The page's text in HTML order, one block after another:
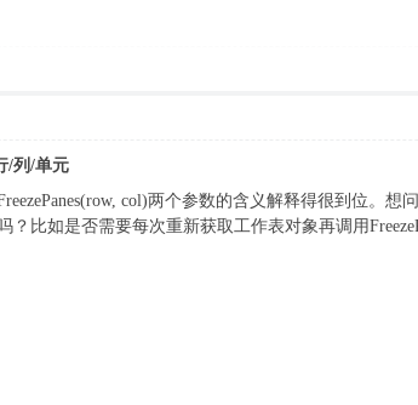
/列/单元
col)两个参数的含义解释得很到位。
比如是否需要每次重新获取工作表对象再调用